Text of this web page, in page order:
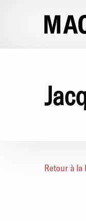
Retour à